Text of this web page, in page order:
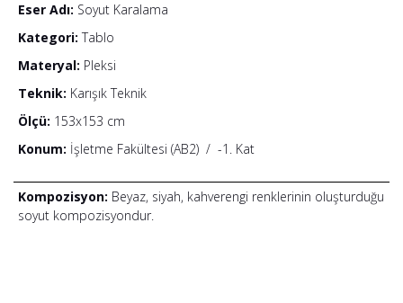
Eser Adı: Soyut Karalama
Kategori: Tablo
Materyal: Pleksi
Teknik: Karışık Teknik
Ölçü: 153x153 cm
Konum: İşletme Fakültesi (AB2) / -1. Kat
Kompozisyon: Beyaz, siyah, kahverengi renklerinin oluşturduğu
soyut kompozisyondur.